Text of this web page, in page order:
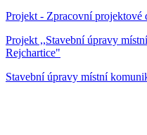
Projekt - Zpracovní projektové
Projekt ,,Stavební úpravy
Rejchartice"
Stavební úpravy místní